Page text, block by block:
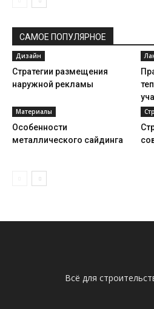
САМОЕ ПОПУЛЯРНОЕ
Дизайн
Стратегии размещения
наружной рекламы
Материалы
Особенности
металлического сайдинга
Всё для